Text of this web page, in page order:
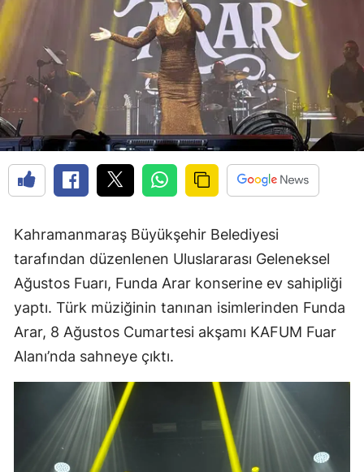
Kahramanmaraş Büyükşehir Belediyesi
tarafından düzenlenen Uluslararası Geleneksel
Ağustos Fuarı, Funda Arar konserine ev sahipliği
yaptı. Türk müziğinin tanınan isimlerinden Funda
Arar, 8 Ağustos Cumartesi akşamı KAFUM Fuar
Alanı’nda sahneye çıktı.